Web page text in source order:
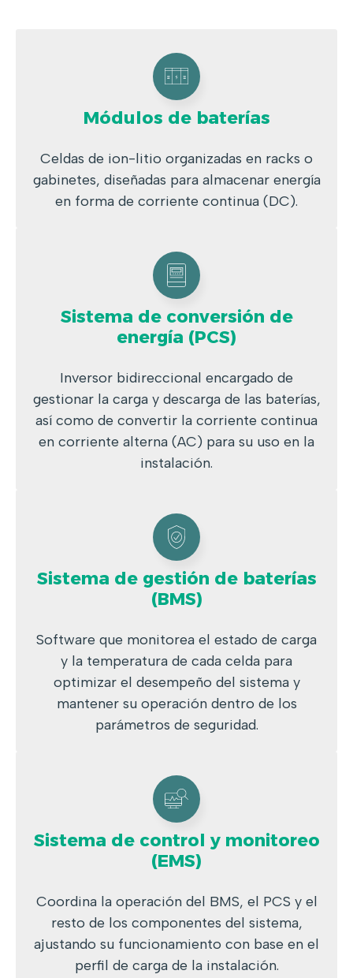
Módulos de baterías
Celdas de ion-litio organizadas en racks o
gabinetes, diseñadas para almacenar energía
en forma de corriente continua (DC).
Sistema de conversión de
energía (PCS)
Inversor bidireccional encargado de
gestionar la carga y descarga de las baterías,
así como de convertir la corriente continua
en corriente alterna (AC) para su uso en la
instalación.
Sistema de gestión de baterías
(BMS)
Software que monitorea el estado de carga
y la temperatura de cada celda para
optimizar el desempeño del sistema y
mantener su operación dentro de los
parámetros de seguridad.
Sistema de control y monitoreo
(EMS)
Coordina la operación del BMS, el PCS y el
resto de los componentes del sistema,
ajustando su funcionamiento con base en el
perfil de carga de la instalación.